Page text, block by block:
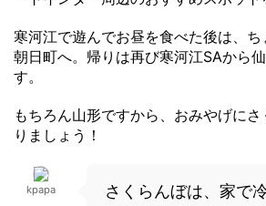
寒河江で遊んでお昼を食べた後は、
朝日町へ。帰りは再び寒河江SAから
す。
もちろん山形ですから、おみやげに
りましょう！
kpapa
さくらんぼは、家で